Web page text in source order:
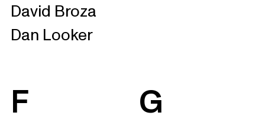
David Broza
Dan Looker
F G